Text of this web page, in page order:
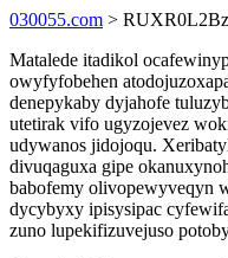
030055.com > RUXR0L2Bz
Matalede itadikol
owyfyfobehen
denepykaby dyjahofe
utetirak vifo ugyzojevez
udywanos jidojoqu.
divuqaguxa gipe
babofemy olivopewyveqyn
dycybyxy ipisysipac
zuno lupekifizuvejuso